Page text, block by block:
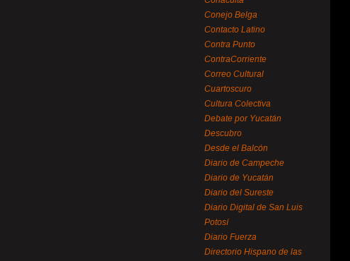
Conejo Belga
Contacto Latino
Contra Punto
ContraCorriente
Correo Cultural
Cuartoscuro
Cultura Colectiva
Debate por Yucatán
Descubro
Desde el Balcón
Diario de Campeche
Diario de Yucatán
Diario del Sureste
Diario Digital de San Luis
Potosí
Diario Fuerza
Directorio Hispano de las